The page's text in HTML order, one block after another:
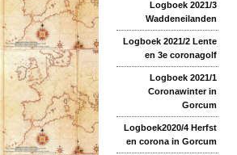
Logboek 2021/3
Waddeneilanden
Logboek 2021/2 Lente
en 3e coronagolf
Logboek 2021/1
Coronawinter in
Gorcum
Logboek2020/4 Herfst
en corona in Gorcum